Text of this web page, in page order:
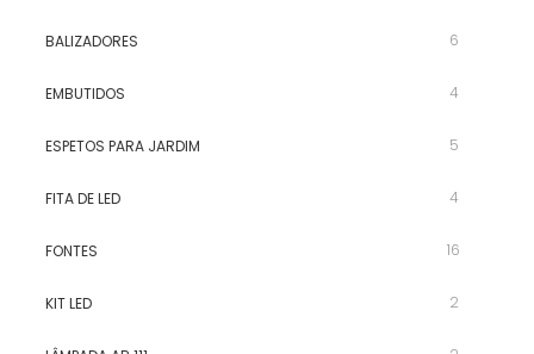
BALIZADORES 6
EMBUTIDOS 4
ESPETOS PARA JARDIM 5
FITA DE LED 4
FONTES 16
KIT LED 2